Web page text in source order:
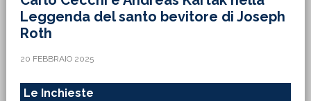
Leggenda del santo bevitore di Joseph
Roth
20 FEBBRAIO 2025
Le Inchieste